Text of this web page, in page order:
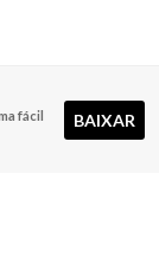
fácil
BAIXAR